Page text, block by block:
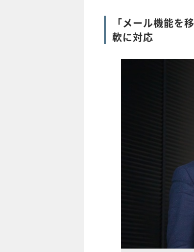
「メール機能を
軟に対応